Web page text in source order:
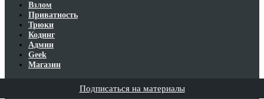
Взлом
Приватность
Трюки
Кодинг
Админ
Geek
Магазин
Подписаться на материалы